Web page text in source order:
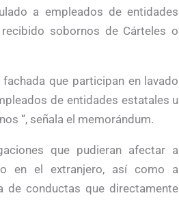
a empleados de entidades
sobornos de Cárteles o
que participan en lavado
de entidades estatales u
“, señala el memorándum.
que pudieran afectar a
o en el extranjero, así como a
de conductas que directamente